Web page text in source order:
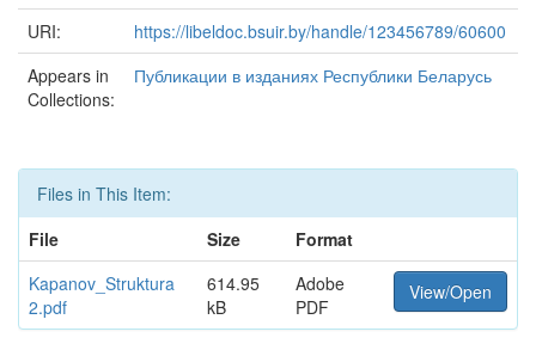
URI:
https://libeldoc.bsuir.by/handle/123456789/60600
Appears in
Collections:
Публикации в изданиях Республики Беларусь
Files in This Item:
File
Size
Format
Kapanov_Struktura
2.pdf
614.95
kB
Adobe
PDF
View/Open